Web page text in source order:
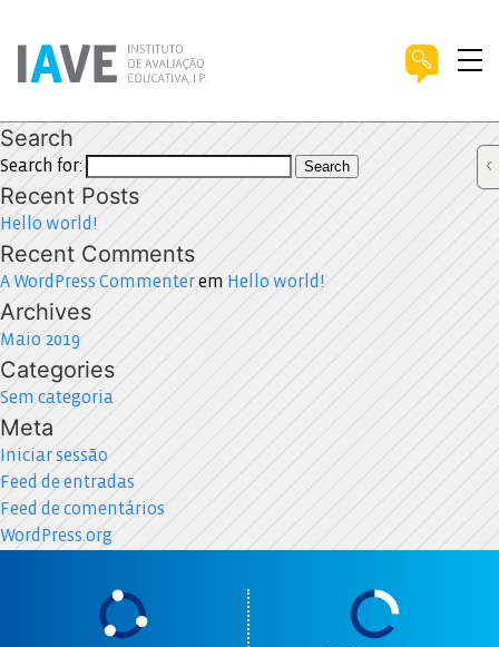
Search
Search for: Search
Recent Posts
Hello world!
Recent Comments
A WordPress Commenterem Hello world!
Archives
Maio 2019
Categories
Sem categoria
Meta
Iniciar sessão
Feed de entradas
Feed de comentários
WordPress.org